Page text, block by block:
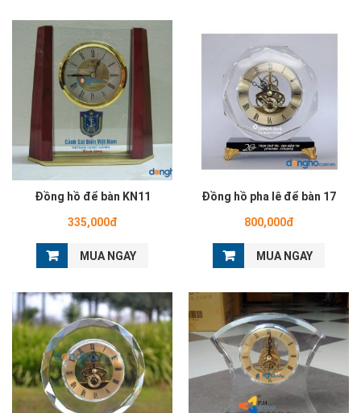
Đồng hồ để bàn KN11
335,000đ
MUA NGAY
Đồng hồ pha lê để bàn 17
800,000đ
MUA NGAY